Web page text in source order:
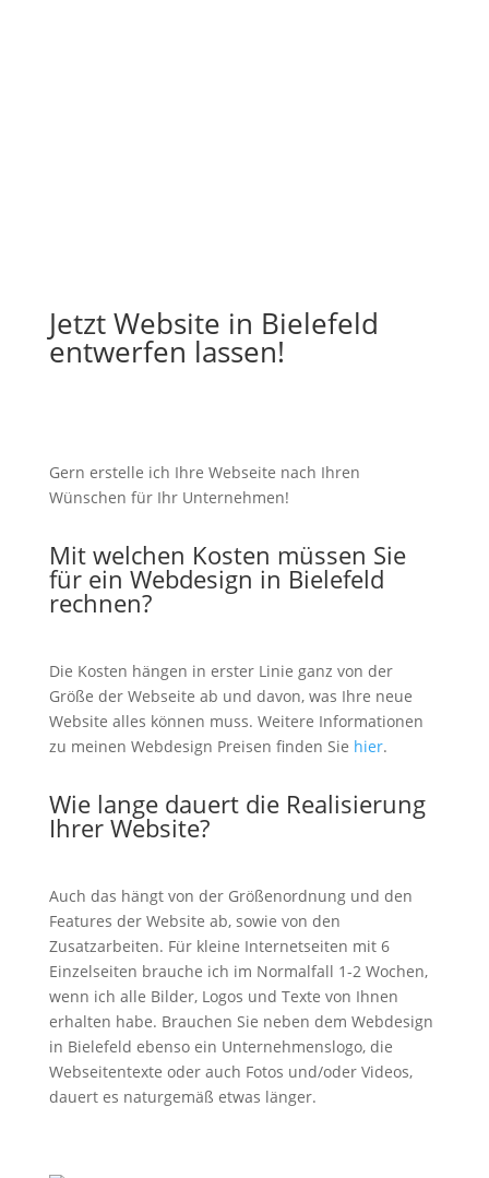
Jetzt Website in Bielefeld
entwerfen lassen!
Gern erstelle ich Ihre Webseite nach Ihren
Wünschen für Ihr Unternehmen!
Mit welchen Kosten müssen Sie
für ein Webdesign in Bielefeld
rechnen?
Die Kosten hängen in erster Linie ganz von der
Größe der Webseite ab und davon, was Ihre neue
Website alles können muss. Weitere Informationen
zu meinen Webdesign Preisen finden Sie hier.
Wie lange dauert die Realisierung
Ihrer Website?
Auch das hängt von der Größenordnung und den
Features der Website ab, sowie von den
Zusatzarbeiten. Für kleine Internetseiten mit 6
Einzelseiten brauche ich im Normalfall 1-2 Wochen,
wenn ich alle Bilder, Logos und Texte von Ihnen
erhalten habe. Brauchen Sie neben dem Webdesign
in Bielefeld ebenso ein Unternehmenslogo, die
Webseitentexte oder auch Fotos und/oder Videos,
dauert es naturgemäß etwas länger.